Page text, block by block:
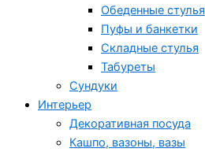
Обеденные стулья
Пуфы и банкетки
Складные стулья
Табуреты
Сундуки
Интерьер
Декоративная посуда
Кашпо, вазоны, вазы